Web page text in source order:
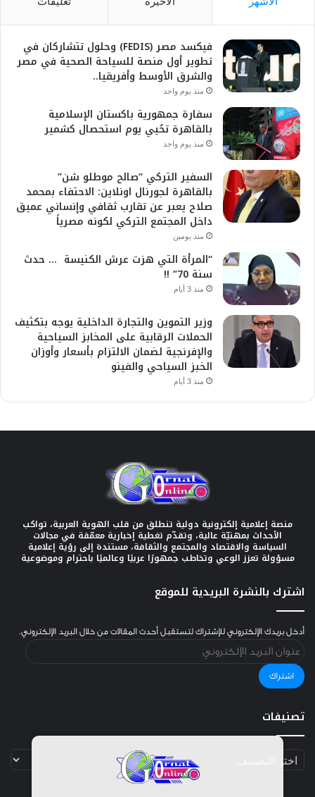
فيكسد مصر (FEDIS) وحلول تتشاركان في
تطوير أول منصة للسياحة الصحية في مصر
والشرق الأوسط وأفريقيا..
منذ يوم واحد
سفارة جمهورية باكستان الإسلامية
بالقاهرة تحُيي يوم استحصال كشمير
منذ يوم واحد
السفير التركي “صالح موطلو شن”
بالقاهرة لجورنال اونلاين: الاحتفاء بمحمد
صلاح يعبر عن تقارب ثقافي وإنساني عميق
داخل المجتمع التركي لكونه مصرياً
منذ يومين
“المرأة التي هزت عرش الكنيسة … حدث
سنة 70” !!
منذ 3 أيام
وزير التموين والتجارة الداخلية يوجه بتكثيف
الحملات الرقابية على المخابز السياحية
والإفرنجية لضمان الالتزام بأسعار وأوزان
الخبز السياحي والفينو
منذ 3 أيام
منصة إعلامية إلكترونية دولية تنطلق من قلب الهوية العربية، تواكب
الأحداث بمهنيّة عالية، وتقدّم تغطية إخبارية معمّقة في مجالات
السياسة والاقتصاد والمجتمع والثقافة، مستندة إلى رؤية إعلامية
مسؤولة تعزز الوعي وتخاطب جمهورًا عربيًا وعالميًا باحترام وموضوعية
اشترك بالنشرة البريدية للموقع
أدخل بريدك الإلكتروني للإشتراك لتستقبل أحدث المقالات من خلال البريد الإلكتروني.
البريد
الإلكتروني
اشتراك
تصنيفات
تصنيفات